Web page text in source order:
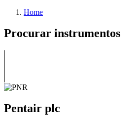
Home
Procurar instrumentos
Pentair plc